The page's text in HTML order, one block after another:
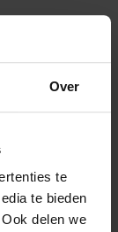
Over
te
te bieden
delen we
zoals je
op een
je
af met
Het is tijd
You deserve